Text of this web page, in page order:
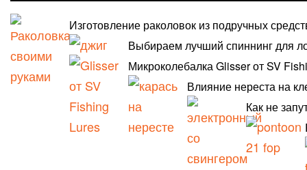
Изготовление раколовок из подручных
Выбираем лучший спиннинг для
Микроколебалка Glisser от SV
Влияние нереста на
Как не